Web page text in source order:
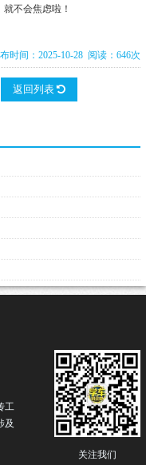
不会焦虑啦！
时间：2025-10-28 阅读：646次
返回列表
关注我们
工
及